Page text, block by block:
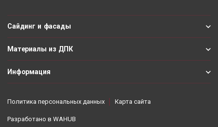
Сайдинг и фасады
Материалы из ДПК
Информация
Политика персональных данных Карта сайта
Разработано в WAHUB